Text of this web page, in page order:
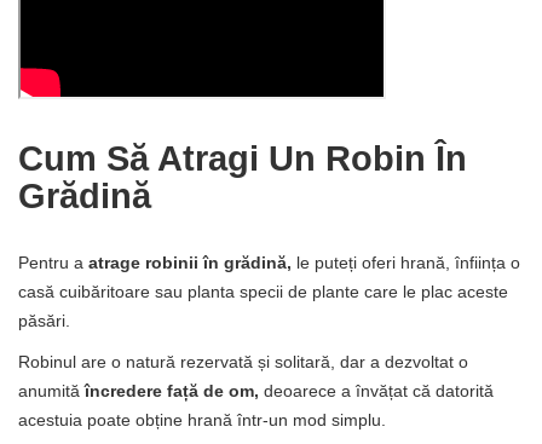
Cum Să Atragi Un Robin În
Grădină
Pentru a atrage robinii în grădină, le puteți oferi hrană, înființa o
casă cuibăritoare sau planta specii de plante care le plac aceste
păsări.
Robinul are o natură rezervată și solitară, dar a dezvoltat o
anumităîncredere față de om, deoarece a învățat că datorită
acestuia poate obține hrană într-un mod simplu.